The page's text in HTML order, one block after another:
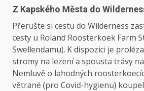
Z Kapského Města do
Přerušte si cestu do Wilderness
cesty u Roland Roosterkoek Farm
Swellendamu). K dispozici je
stromy na lezení a spousta trávy
Nemluvě o lahodných
větrané (pro Covid-hygienu)